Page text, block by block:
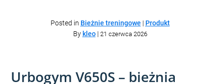
Posted in Bieżnie treningowe | Produkt
By kleo| 21 czerwca 2026
Urbogym V650S – bieżnia